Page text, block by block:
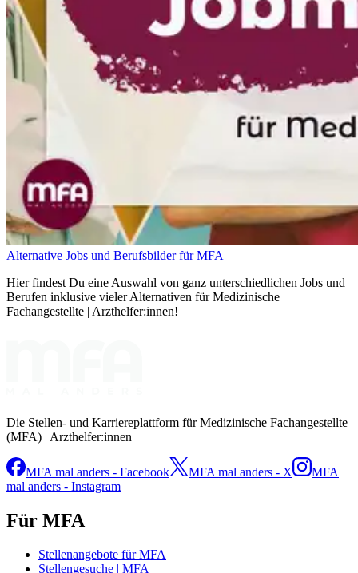
Alternative Jobs und Berufsbilder für MFA
Hier findest Du eine Auswahl von ganz unterschiedlichen Jobs und
Berufen inklusive vieler Alternativen für Medizinische
Fachangestellte | Arzthelfer:innen!
Die Stellen- und Karriereplattform für Medizinische Fachangestellte
(MFA) | Arzthelfer:innen
MFA mal anders - Facebook MFA mal anders - X
MFA
mal anders - Instagram
Für MFA
Stellenangebote für MFA
Stellengesuche | MFA